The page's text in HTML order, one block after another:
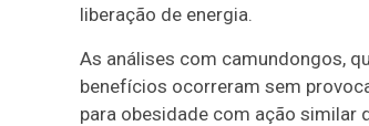
liberação de energia.
As análises com camundongos,
benefícios ocorreram sem
para obesidade com ação similar